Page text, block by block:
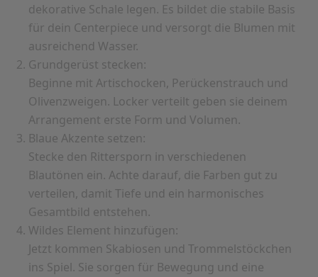
dekorative Schale legen. Es bildet die stabile Basis
für dein Centerpiece und versorgt die Blumen mit
ausreichend Wasser.
Grundgerüst stecken:
Beginne mit Artischocken, Perückenstrauch und
Olivenzweigen. Locker verteilt geben sie deinem
Arrangement erste Form und Volumen.
Blaue Akzente setzen:
Stecke den Rittersporn in verschiedenen
Blautönen ein. Achte darauf, die Farben gut zu
verteilen, damit Tiefe und ein harmonisches
Gesamtbild entstehen.
Wildes Element hinzufügen:
Jetzt kommen Skabiosen und Trommelstöckchen
ins Spiel. Sie sorgen für Bewegung und eine